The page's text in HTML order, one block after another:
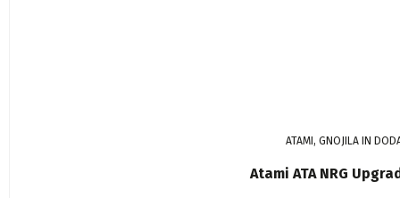
ATAMI, GNOJILA IN
Atami ATA NRG